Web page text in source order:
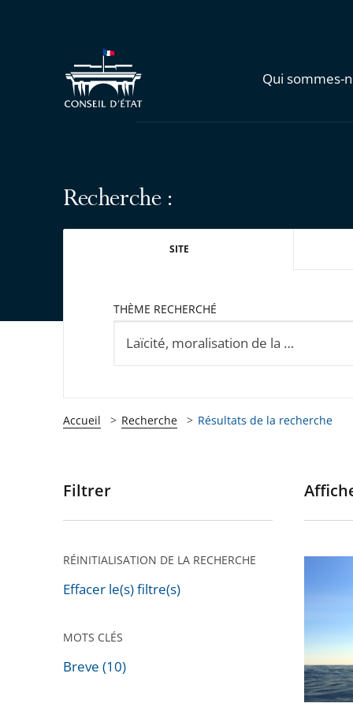
Qui sommes-
Recherche :
SITE
THÈME RECHERCHÉ
Accueil Recherche Résultats de la recherche
Passer
pour
après
Filtrer
RÉINITIALISATION DE LA RECHERCHE
Effacer le(s) filtre(s)
MOTS CLÉS
Breve (10)
rejette
un
recours
dirigé